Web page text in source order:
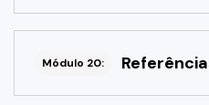
Módulo 20: